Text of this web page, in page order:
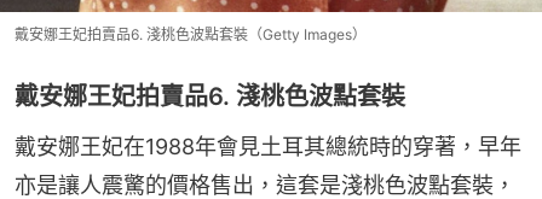
戴安娜王妃拍賣品6. 淺桃色波點套裝（Getty Images）
戴安娜王妃拍賣品6. 淺桃色波點套裝
戴安娜王妃在1988年會見土耳其總統時的穿著，早年
亦是讓人震驚的價格售出，這套是淺桃色波點套裝，